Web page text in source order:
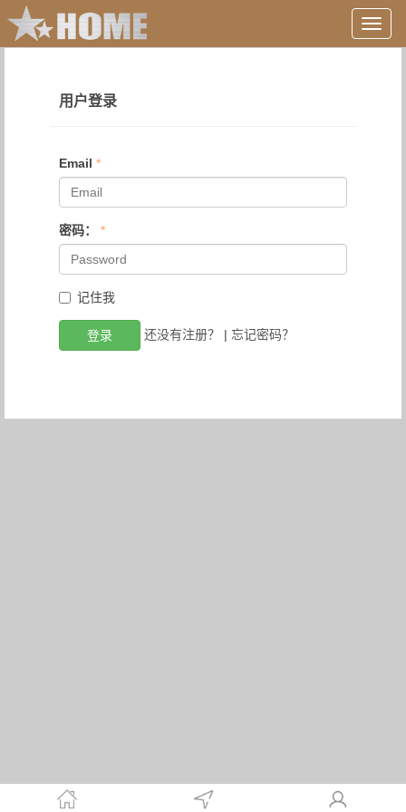
用
户
用户登录
Email *
密码： *
记住我
登录 还没有注册？ | 忘记密码？